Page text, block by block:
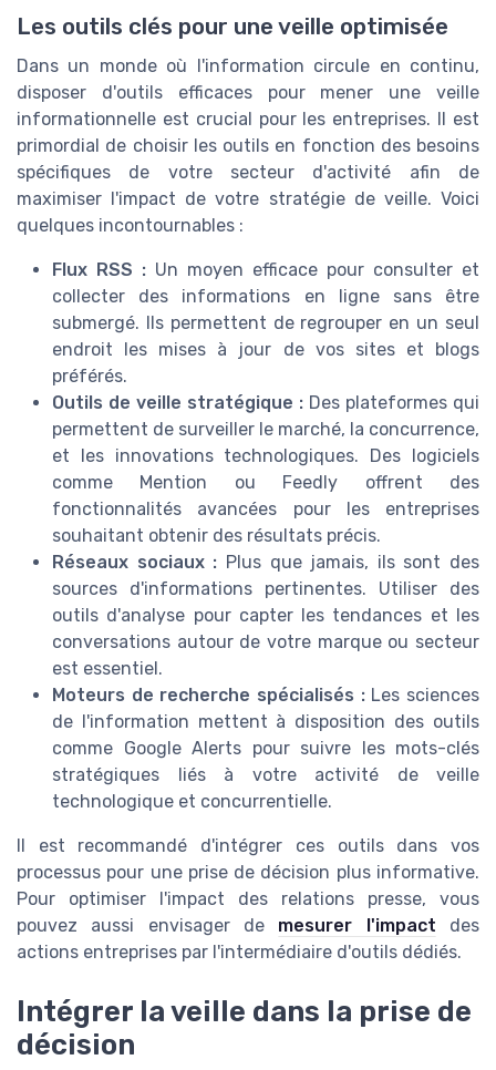
Les outils clés pour une veille optimisée
Dans un monde où l'information circule en continu,
disposer d'outils efficaces pour mener une veille
informationnelle est crucial pour les entreprises. Il est
primordial de choisir les outils en fonction des besoins
spécifiques de votre secteur d'activité afin de
maximiser l'impact de votre stratégie de veille. Voici
quelques incontournables :
Flux RSS : Un moyen efficace pour consulter et
collecter des informations en ligne sans être
submergé. Ils permettent de regrouper en un seul
endroit les mises à jour de vos sites et blogs
préférés.
Outils de veille stratégique : Des plateformes qui
permettent de surveiller le marché, la concurrence,
et les innovations technologiques. Des logiciels
comme Mention ou Feedly offrent des
fonctionnalités avancées pour les entreprises
souhaitant obtenir des résultats précis.
Réseaux sociaux : Plus que jamais, ils sont des
sources d'informations pertinentes. Utiliser des
outils d'analyse pour capter les tendances et les
conversations autour de votre marque ou secteur
est essentiel.
Moteurs de recherche spécialisés :Les sciences
de l'information mettent à disposition des outils
comme Google Alerts pour suivre les mots-clés
stratégiques liés à votre activité de veille
technologique et concurrentielle.
Il est recommandé d'intégrer ces outils dans vos
processus pour une prise de décision plus informative.
Pour optimiser l'impact des relations presse, vous
pouvez aussi envisager de mesurer l'impact des
actions entreprises par l'intermédiaire d'outils dédiés.
Intégrer la veille dans la prise de
décision